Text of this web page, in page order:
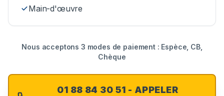
Main-d'œuvre
Nous acceptons 3 modes de paiement : Espèce, CB,
Chèque
01 88 84 30 51 - APPELER